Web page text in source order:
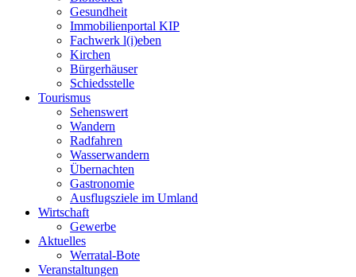
Gesundheit
Immobilienportal KIP
Fachwerk l(i)eben
Kirchen
Bürgerhäuser
Schiedsstelle
Tourismus
Sehenswert
Wandern
Radfahren
Wasserwandern
Übernachten
Gastronomie
Ausflugsziele im Umland
Wirtschaft
Gewerbe
Aktuelles
Werratal-Bote
Veranstaltungen